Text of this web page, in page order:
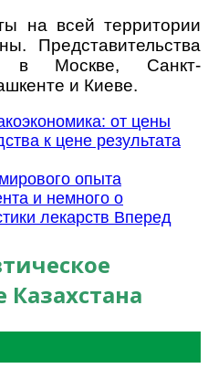
на всей территории
Представительства
в Москве, Санкт-
и Киеве.
от цены
к цене результата
опыта
и немного о
лекарств Вперед
Казахстана